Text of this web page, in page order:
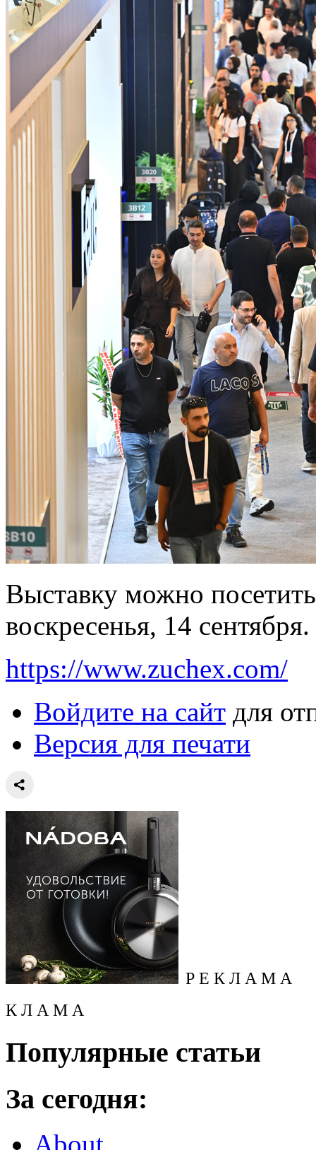
Выставку можно
воскресенья, 14 сентября.
https://www.zuchex.com/
Войдите на сайт для
Версия для печати
Р Е К Л А М А
К Л А М А
Популярные статьи
За сегодня: